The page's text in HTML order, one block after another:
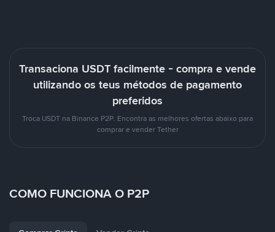
Transaciona USDT facilmente - compra e vende
utilizando os teus métodos de pagamento
preferidos
Troca USDT na Binance P2P. Encontra as melhores ofertas abaixo para
comprar e vender Tether
COMO FUNCIONA O P2P